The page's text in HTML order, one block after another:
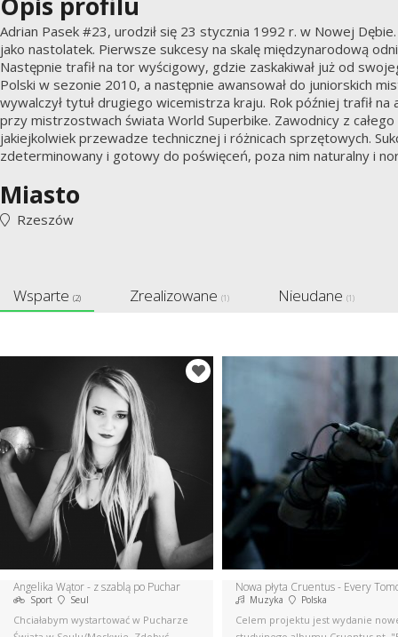
Adrian Pasek #23, urodził się 23 stycznia 1992 r. w Nowej
jako nastolatek. Pierwsze sukcesy na skalę międzynarodową
Następnie trafił na tor wyścigowy, gdzie zaskakiwał już od
Polski w sezonie 2010, a następnie awansował do juniorskich
wywalczył tytuł drugiego wicemistrza kraju. Rok później trafił
przy mistrzostwach świata World Superbike. Zawodnicy z
jakiejkolwiek przewadze technicznej i różnicach sprzętowych.
zdeterminowany i gotowy do poświęceń, poza nim naturalny i
Miasto
Rzeszów
Wsparte (2) Zrealizowane (1) Nieudane (1)
Angelika Wątor - z szablą po Puchar
Sport Seul
Chciałabym wystartować w Pucharze
Muzyka Polska
Celem projektu jest wydanie